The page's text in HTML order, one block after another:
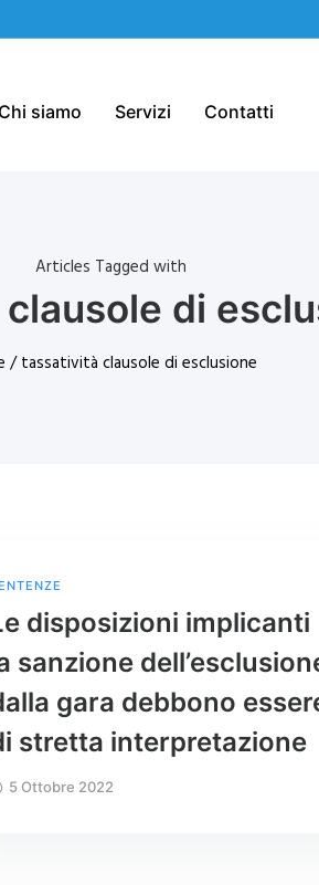
Chi siamo Servizi Contatti
Articles Tagged with
di
/ tassatività clausole di esclusione
disposizioni implicanti
sanzione
gara debbono
stretta interpretazione
5 Ottobre 2022